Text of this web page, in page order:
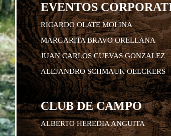
EVENTOS
RICARDO OLATE MOLINA
MARGARITA BRAVO ORELLANA
JUAN CARLOS CUEVAS GONZALEZ
ALEJANDRO SCHMAUK OELCKERS
CLUB DE CAMPO
ALBERTO HEREDIA ANGUITA